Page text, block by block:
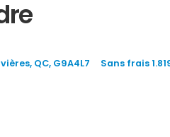
QC, G9A4L7 Sans frais